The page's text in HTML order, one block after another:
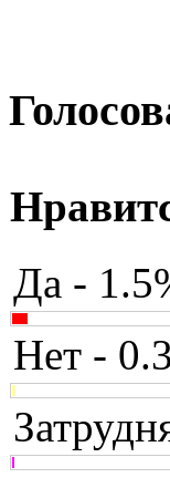
Да -
Нет -